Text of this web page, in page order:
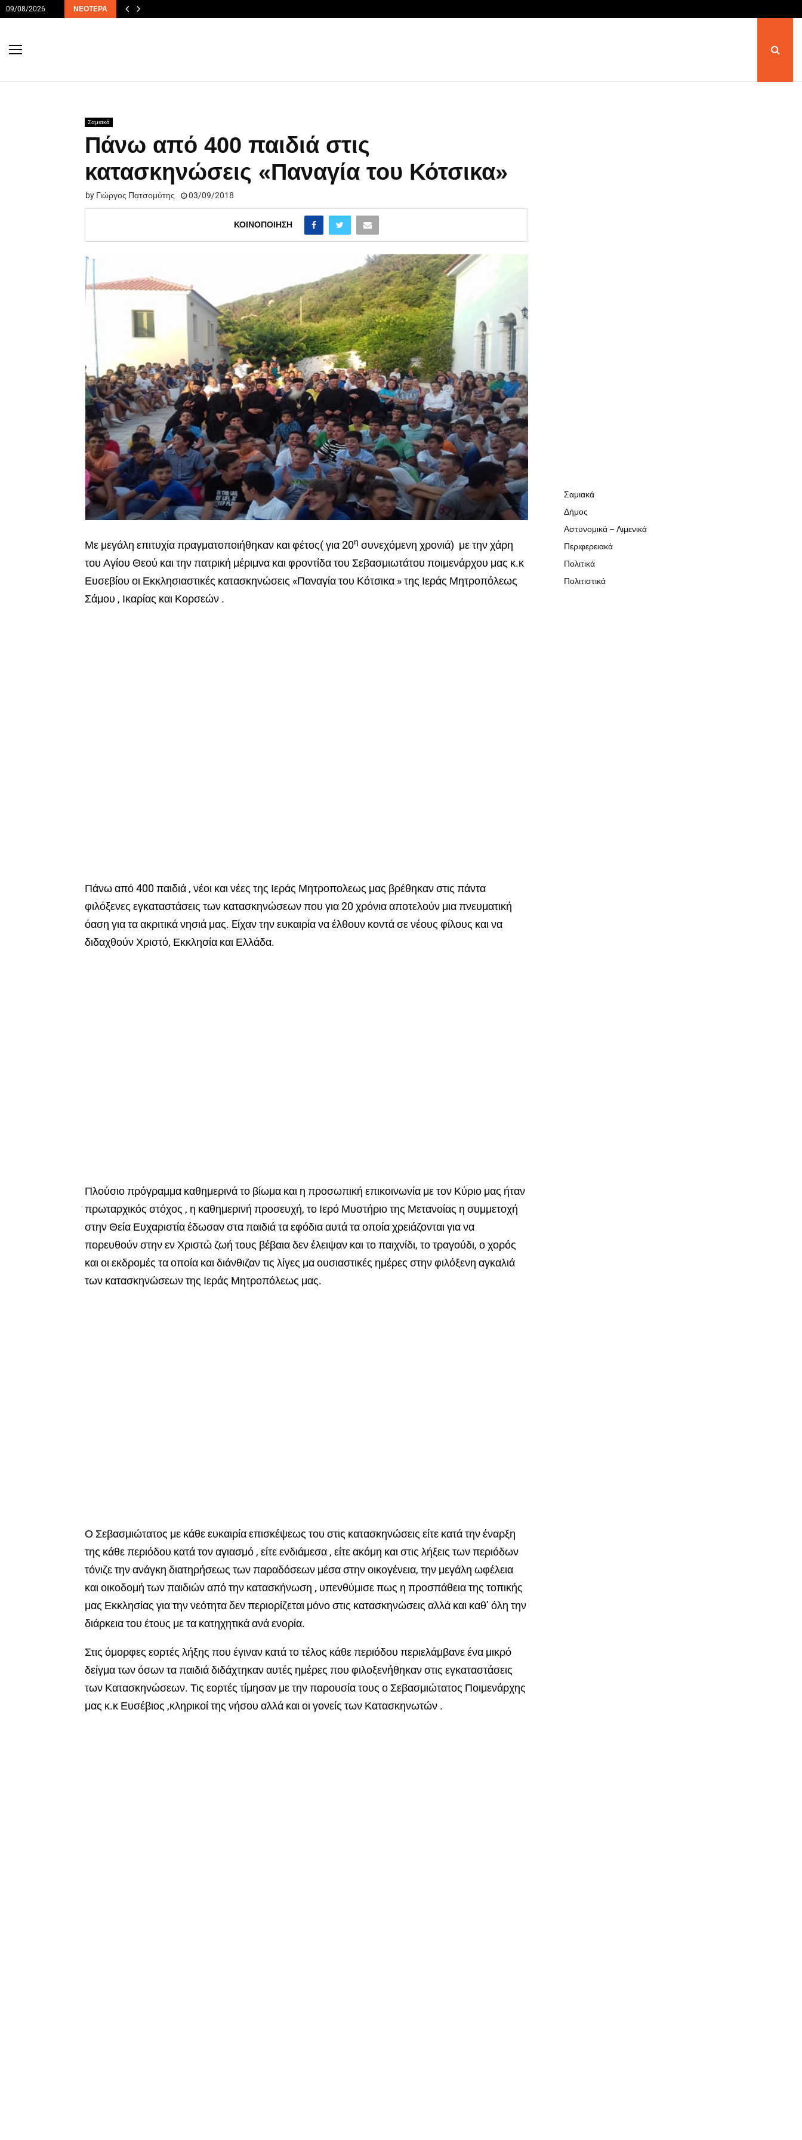
09/08/2026 ΝΕΌΤΕΡΑ
Σαμιακά
Πάνω από 400 παιδιά στις
κατασκηνώσεις «Παναγία του Κότσικα»
by Γιώργος Πατσομύτης 03/09/2018
ΚΟΙΝΟΠΟΊΗΣΗ
Με μεγάλη επιτυχία πραγματοποιήθηκαν και φέτος( για 20η συνεχόμενη χρονιά) με την χάρη
του Αγίου Θεού και την πατρική μέριμνα και φροντίδα του Σεβασμιωτάτου ποιμενάρχου μας κ.κ
Ευσεβίου οι Εκκλησιαστικές κατασκηνώσεις «Παναγία του Κότσικα » της Ιεράς Μητροπόλεως
Σάμου , Ικαρίας και Κορσεών .
Πάνω από 400 παιδιά , νέοι και νέες της Ιεράς Μητροπολεως μας βρέθηκαν στις πάντα
φιλόξενες εγκαταστάσεις των κατασκηνώσεων που για 20 χρόνια αποτελούν μια πνευματική
όαση για τα ακριτικά νησιά μας. Eίχαν την ευκαιρία να έλθουν κοντά σε νέους φίλους και να
διδαχθούν Χριστό, Εκκλησία και Ελλάδα.
Πλούσιο πρόγραμμα καθημερινά το βίωμα και η προσωπική επικοινωνία με τον Κύριο μας ήταν
πρωταρχικός στόχος , η καθημερινή προσευχή, το Ιερό Μυστήριο της Μετανοίας η συμμετοχή
στην Θεία Ευχαριστία έδωσαν στα παιδιά τα εφόδια αυτά τα οποία χρειάζονται για να
πορευθούν στην εν Χριστώ ζωή τους βέβαια δεν έλειψαν και το παιχνίδι, το τραγούδι, ο χορός
και οι εκδρομές τα οποία και διάνθιζαν τις λίγες μα ουσιαστικές ημέρες στην φιλόξενη αγκαλιά
των κατασκηνώσεων της Ιεράς Μητροπόλεως μας.
Ο Σεβασμιώτατος με κάθε ευκαιρία επισκέψεως του στις κατασκηνώσεις είτε κατά την έναρξη
της κάθε περιόδου κατά τον αγιασμό , είτε ενδιάμεσα , είτε ακόμη και στις λήξεις των περιόδων
τόνιζε την ανάγκη διατηρήσεως των παραδόσεων μέσα στην οικογένεια, την μεγάλη ωφέλεια
και οικοδομή των παιδιών από την κατασκήνωση , υπενθύμισε πως η προσπάθεια της τοπικής
μας Εκκλησίας για την νεότητα δεν περιορίζεται μόνο στις κατασκηνώσεις αλλά και καθ’ όλη την
διάρκεια του έτους με τα κατηχητικά ανά ενορία.
Στις όμορφες εορτές λήξης που έγιναν κατά το τέλος κάθε περιόδου περιελάμβανε ένα μικρό
δείγμα των όσων τα παιδιά διδάχτηκαν αυτές ημέρες που φιλοξενήθηκαν στις εγκαταστάσεις
των Κατασκηνώσεων. Τις εορτές τίμησαν με την παρουσία τους ο Σεβασμιώτατος Ποιμενάρχης
μας κ.κ Ευσέβιος ,κληρικοί της νήσου αλλά και οι γονείς των Κατασκηνωτών .
Σαμιακά
Δήμος
Αστυνομικά – Λιμενικά
Περιφερειακά
Πολιτικά
Πολιτιστικά